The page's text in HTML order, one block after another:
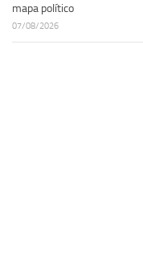
mapa político
07/08/2026